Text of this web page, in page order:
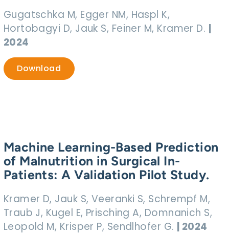
Gugatschka M, Egger NM, Haspl K,
Hortobagyi D, Jauk S, Feiner M, Kramer D. |
2024
Download
Machine Learning-Based Prediction
of Malnutrition in Surgical In-
Patients: A Validation Pilot Study.
Kramer D, Jauk S, Veeranki S, Schrempf M,
Traub J, Kugel E, Prisching A, Domnanich S,
Leopold M, Krisper P, Sendlhofer G. | 2024